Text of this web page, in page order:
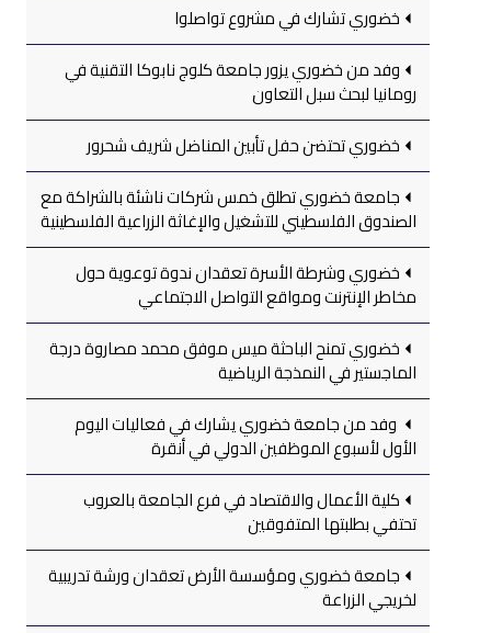
خضوري تشارك في مشروع تواصلوا
وفد من خضوري يزور جامعة كلوج نابوكا التقنية في
رومانيا لبحث سبل التعاون
خضوري تحتضن حفل تأبين المناضل شريف شحرور
جامعة خضوري تطلق خمس شركات ناشئة بالشراكة مع
الصندوق الفلسطيني للتشغيل والإغاثة الزراعية الفلسطينية
خضوري وشرطة الأسرة تعقدان ندوة توعوية حول
مخاطر الإنترنت ومواقع التواصل الاجتماعي
خضوري تمنح الباحثة ميس موفق محمد مصاروة درجة
الماجستير في النمذجة الرياضية
وفد من جامعة خضوري يشارك في فعاليات اليوم
الأول لأسبوع الموظفين الدولي في أنقرة
كلية الأعمال والاقتصاد في فرع الجامعة بالعروب
تحتفي بطلبتها المتفوقين
جامعة خضوري ومؤسسة الأرض تعقدان ورشة تدريبية
لخريجي الزراعة